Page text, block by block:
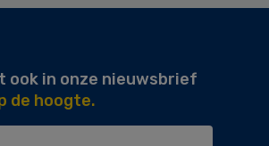
in onze nieuwsbrief
de hoogte.